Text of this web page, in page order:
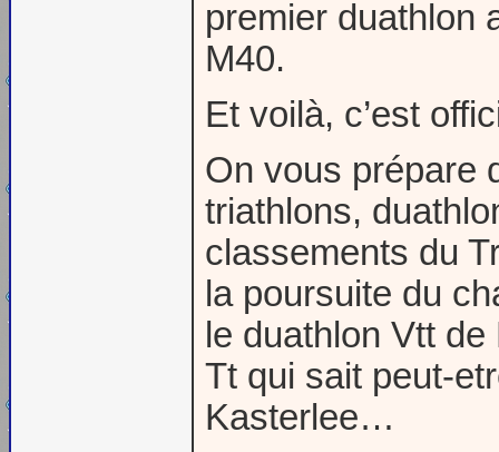
premier duathlon
M40.
Et voilà, c’est
On vous prépare
triathlons,
classements du
la poursuite du
le duathlon Vtt
Tt qui sait peut-
Kasterlee…